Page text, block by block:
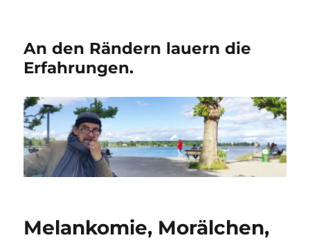
An den Rändern lauern die
Erfahrungen.
Melankomie, Morälchen,